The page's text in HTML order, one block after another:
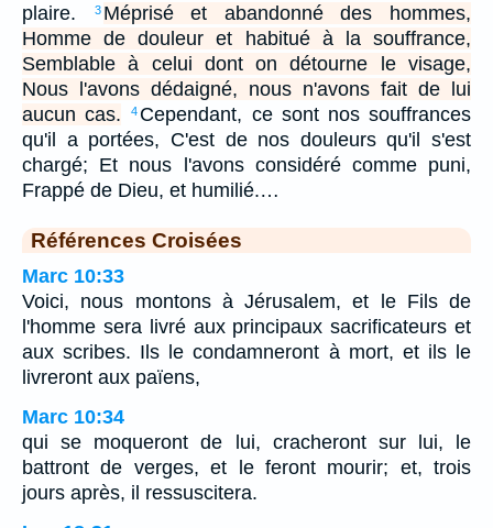
plaire.
3 Méprisé et abandonné des hommes,
Homme de douleur et habitué à la souffrance,
Semblable à celui dont on détourne le visage,
Nous l'avons dédaigné, nous n'avons fait de lui
aucun cas.
4 Cependant, ce sont nos souffrances
qu'il a portées, C'est de nos douleurs qu'il s'est
chargé; Et nous l'avons considéré comme puni,
Frappé de Dieu, et humilié.…
Références Croisées
Marc 10:33
Voici, nous montons à Jérusalem, et le Fils de
l'homme sera livré aux principaux sacrificateurs et
aux scribes. Ils le condamneront à mort, et ils le
livreront aux païens,
Marc 10:34
qui se moqueront de lui, cracheront sur lui, le
battront de verges, et le feront mourir; et, trois
jours après, il ressuscitera.